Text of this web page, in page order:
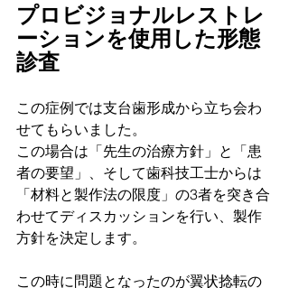
プロビジョナルレストレ
ーションを使用した形態
診査
この症例では支台歯形成から立ち会わ
せてもらいました。
この場合は「先生の治療方針」と「患
者の要望」、そして歯科技工士からは
「材料と製作法の限度」の3者を突き合
わせてディスカッションを行い、製作
方針を決定します。
この時に問題となったのが翼状捻転の